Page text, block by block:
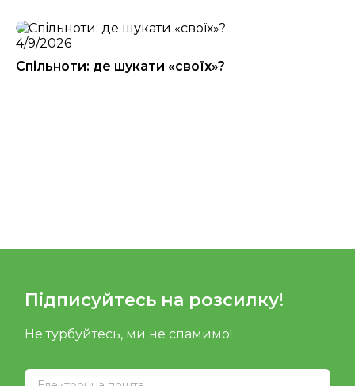
4/9/2026
Спiльноти: де шукати «своїх»?
Підписуйтесь на розсилку!
Не турбуйтесь, ми не спамимо!